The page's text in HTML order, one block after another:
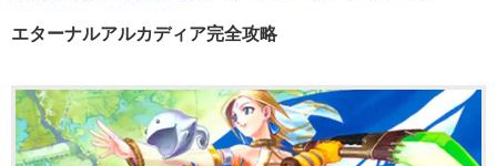
エターナルアルカディア完全攻略